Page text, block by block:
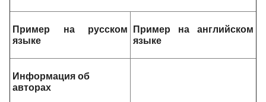
Пример на русском
языке
Пример на английском
языке
Информация об
авторах